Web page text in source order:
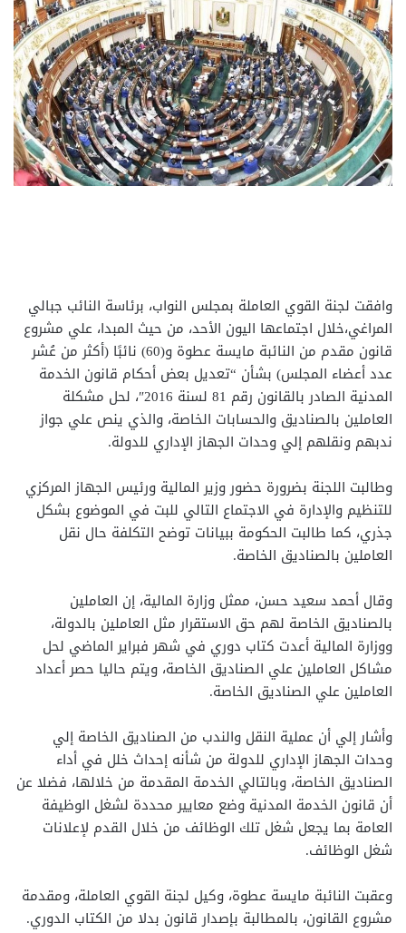
وافقت لجنة القوي العاملة بمجلس النواب، برئاسة النائب جبالي
المراغي،خلال اجتماعها اليون الأحد، من حيث المبدا، علي مشروع
قانون مقدم من النائبة مايسة عطوة و(60) نائبًا (أكثر من عُشر
عدد أعضاء المجلس) بشأن “تعديل بعض أحكام قانون الخدمة
المدنية الصادر بالقانون رقم 81 لسنة 2016″، لحل مشكلة
العاملين بالصناديق والحسابات الخاصة، والذي ينص علي جواز
ندبهم ونقلهم إلي وحدات الجهاز الإداري للدولة.
وطالبت اللجنة بضرورة حضور وزير المالية ورئيس الجهاز المركزي
للتنظيم والإدارة في الاجتماع التالي للبت في الموضوع بشكل
جذري، كما طالبت الحكومة ببيانات توضح التكلفة حال نقل
العاملين بالصناديق الخاصة.
وقال أحمد سعيد حسن، ممثل وزارة المالية، إن العاملين
بالصناديق الخاصة لهم حق الاستقرار مثل العاملين بالدولة،
ووزارة المالية أعدت كتاب دوري في شهر فبراير الماضي لحل
مشاكل العاملين علي الصناديق الخاصة، ويتم حاليا حصر أعداد
العاملين علي الصناديق الخاصة.
وأشار إلي أن عملية النقل والندب من الصناديق الخاصة إلي
وحدات الجهاز الإداري للدولة من شأنه إحداث خلل في أداء
الصناديق الخاصة، وبالتالي الخدمة المقدمة من خلالها، فضلا عن
أن قانون الخدمة المدنية وضع معايير محددة لشغل الوظيفة
العامة بما يجعل شغل تلك الوظائف من خلال القدم لإعلانات
شغل الوظائف.
وعقبت النائبة مايسة عطوة، وكيل لجنة القوي العاملة، ومقدمة
مشروع القانون، بالمطالبة بإصدار قانون بدلا من الكتاب الدوري.